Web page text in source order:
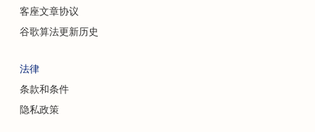
化学换肤服务的搜索引擎优化
颅面外科医生的搜索引擎优化
咖啡店搜索引擎优化
客座文章协议
谷歌算法更新历史
法律
条款和条件
隐私政策